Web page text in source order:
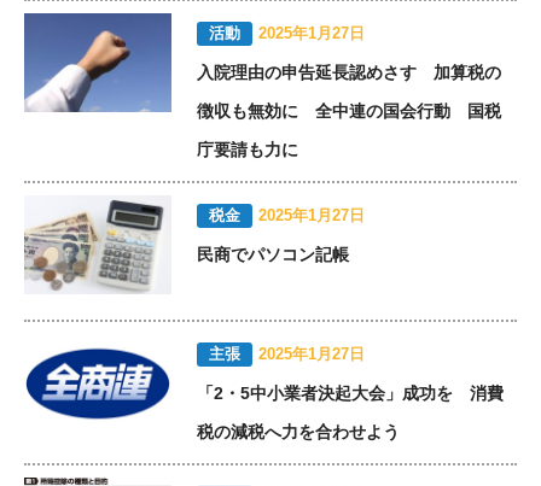
活動 2025年1月27日
入院理由の申告延長認めさす 加算税の
徴収も無効に 全中連の国会行動 国税
庁要請も力に
税金 2025年1月27日
民商でパソコン記帳
主張 2025年1月27日
「2・5中小業者決起大会」成功を 消費
税の減税へ力を合わせよう